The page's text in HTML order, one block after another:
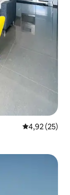
4,92 av 5 i
4,92 (25)